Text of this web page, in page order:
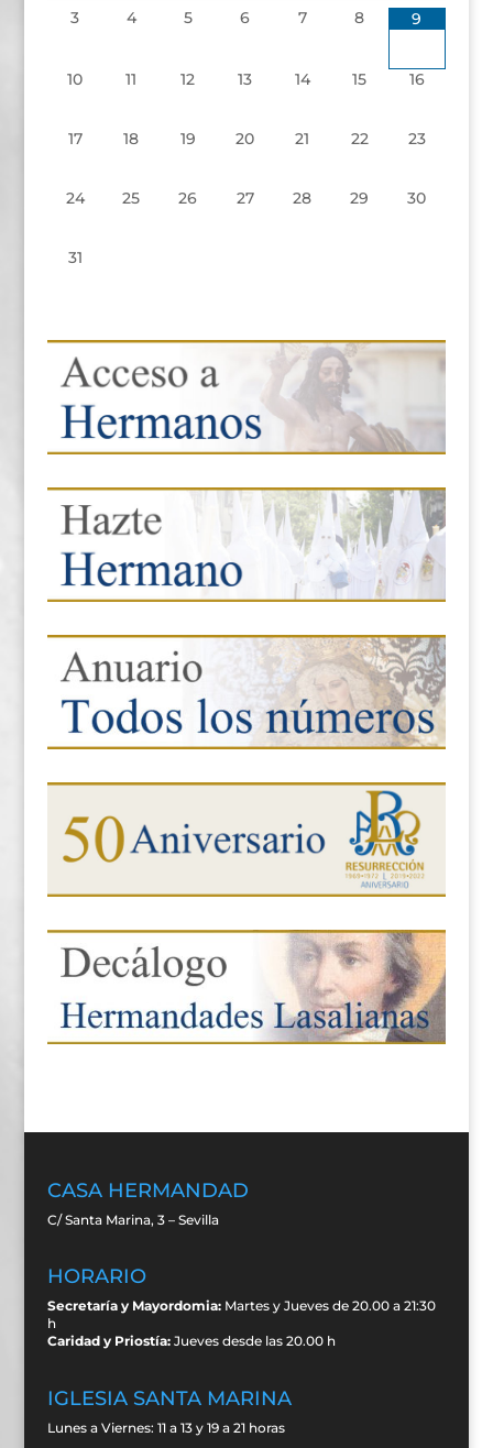
3 4 5 6 7 8 9
10 11 12 13 14 15 16
17 18 19 20 21 22 23
24 25 26 27 28 29 30
31
CASA HERMANDAD
C/ Santa Marina, 3 – Sevilla
HORARIO
Secretaría y Mayordomia:Martes y Jueves de 20.00 a 21:30
h
Caridad y Priostía:Jueves desde las 20.00 h
IGLESIA SANTA MARINA
Lunes a Viernes: 11 a 13 y 19 a 21 horas